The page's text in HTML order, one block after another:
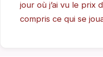
jour où j’ai vu le prix
compris ce qui se